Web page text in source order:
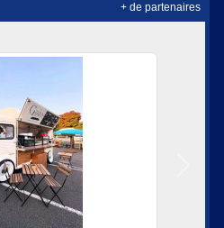
+ de partenaires